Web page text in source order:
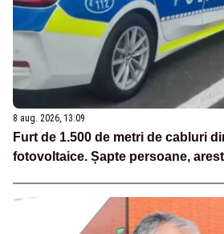
8 aug. 2026, 13:09
Furt de 1.500 de metri de cabluri
fotovoltaice. Șapte persoane,